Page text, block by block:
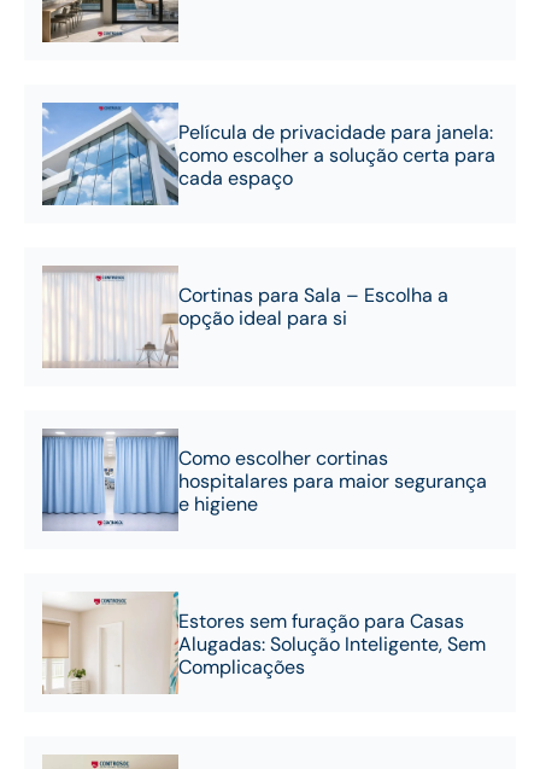
Película de privacidade para janela:
como escolher a solução certa para
cada espaço
Cortinas para Sala – Escolha a
opção ideal para si
Como escolher cortinas
hospitalares para maior segurança
e higiene
Estores sem furação para Casas
Alugadas: Solução Inteligente, Sem
Complicações